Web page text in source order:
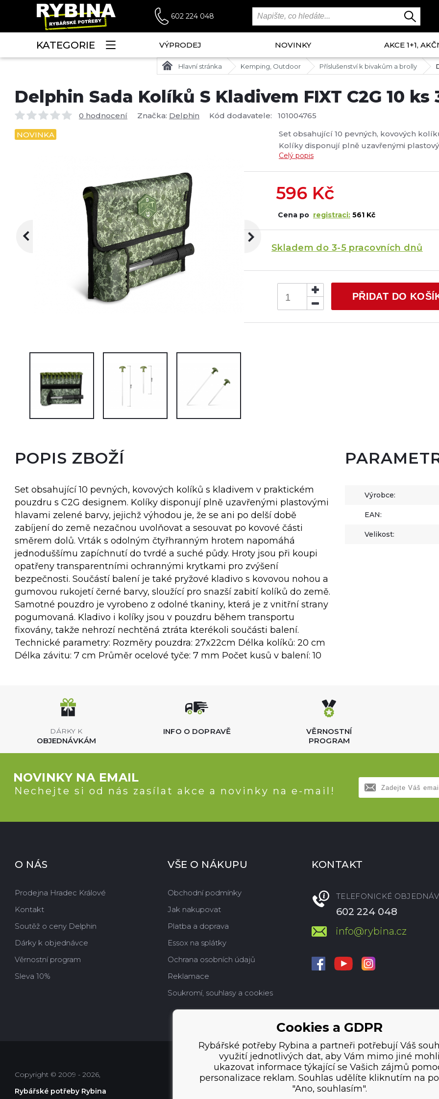
602 224 048
KATEGORIE VÝPRODEJ NOVINKY AKCE 1+1,
Hlavní stránka Kemping, Outdoor Příslušenství k bivakům a brolly
Delphin Sada Kolíků S Kladivem FIXT C2G 10 ks
0 hodnocení Značka: Delphin Kód dodavatele: 101004765
NOVINKA
Set obsahující 10 pevných, kovových
Kolíky disponují plně uzavřenými
po delší době zabíjení do země
Vrták s odolným čtyřhranným hrotem
Celý popis
596 Kč
Cena po registraci: 561 Kč
Skladem do 3-5 pracovních dnů
PŘIDAT DO
POPIS ZBOŽÍ
Set obsahující 10 pevných, kovových kolíků s kladivem v praktickém
pouzdru s C2G designem. Kolíky disponují plně uzavřenými plastovými
hlavami zelené barvy, jejichž výhodou je, že se ani po delší době
zabíjení do země nezačnou uvolňovat a sesouvat po kovové části
směrem dolů. Vrták s odolným čtyřhranným hrotem napomáhá
jednoduššímu zapíchnutí do tvrdé a suché půdy. Hroty jsou při koupi
opatřeny transparentními ochrannými krytkami pro zvýšení
bezpečnosti. Součástí balení je také pryžové kladivo s kovovou nohou a
gumovou rukojetí černé barvy, sloužící pro snazší zabití kolíků do země.
Samotné pouzdro je vyrobeno z odolné tkaniny, která je z vnitřní strany
pogumovaná. Kladivo i kolíky jsou v pouzdru během transportu
fixovány, takže nehrozí nechtěná ztráta kterékoli součásti balení.
Technické parametry: Rozměry pouzdra: 27x22cm Délka kolíků: 20 cm
Délka závitu: 7 cm Průměr ocelové tyče: 7 mm Počet kusů v balení: 10
Výrobce:
EAN:
Velikost:
DÁRKY K
OBJEDNÁVKÁM
INFO O DOPRAVĚ
VĚRNOSTNÍ
PROGRAM
NOVINKY NA EMAIL
Nechejte si od nás zasílat akce a novinky na e-mail!
O NÁS
Prodejna Hradec Králové
Kontakt
Soutěž o ceny Delphin
Dárky k objednávce
Věrnostní program
Sleva 10%
VŠE O NÁKUPU
Obchodní podmínky
Jak nakupovat
Platba a doprava
Essox na splátky
Ochrana osobních údajů
Reklamace
Soukromí, souhlasy a cookies
KONTAKT
TELEFONICKÉ
602 224 048
info@rybina.cz
Copyright © 2009 - 2026,
Rybářské potřeby Rybina
Cookies a GDPR
Rybářské potřeby Rybina a partneři potřebují Váš
využití jednotlivých dat, aby Vám mimo jiné
ukazovat informace týkající se Vašich zájmů
personalizace reklam. Souhlas udělíte kliknutím na
"Ano, souhlasím".